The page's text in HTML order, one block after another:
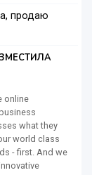
продаю
online
what they
world class
- first. And we